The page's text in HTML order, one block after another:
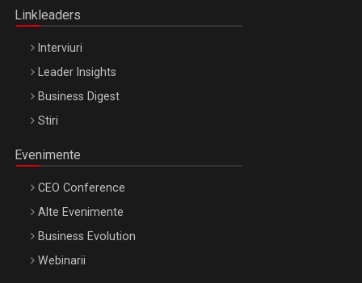
Linkleaders
Interviuri
Leader Insights
Business Digest
Stiri
Evenimente
CEO Conference
Alte Evenimente
Business Evolution
Webinarii